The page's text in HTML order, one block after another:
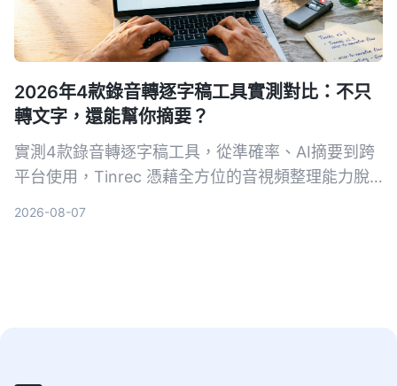
2026年4款錄音轉逐字稿工具實測對比：不只
轉文字，還能幫你摘要？
實測4款錄音轉逐字稿工具，從準確率、AI摘要到跨
平台使用，Tinrec 憑藉全方位的音視頻整理能力脫
2026-08-07